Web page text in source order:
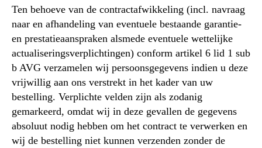
Ten behoeve van de contractafwikkeling (incl. navraag
naar en afhandeling van eventuele bestaande garantie-
en prestatieaanspraken alsmede eventuele wettelijke
actualiseringsverplichtingen) conform artikel 6 lid 1 sub
b AVG verzamelen wij persoonsgegevens indien u deze
vrijwillig aan ons verstrekt in het kader van uw
bestelling. Verplichte velden zijn als zodanig
gemarkeerd, omdat wij in deze gevallen de gegevens
absoluut nodig hebben om het contract te verwerken en
wij de bestelling niet kunnen verzenden zonder de